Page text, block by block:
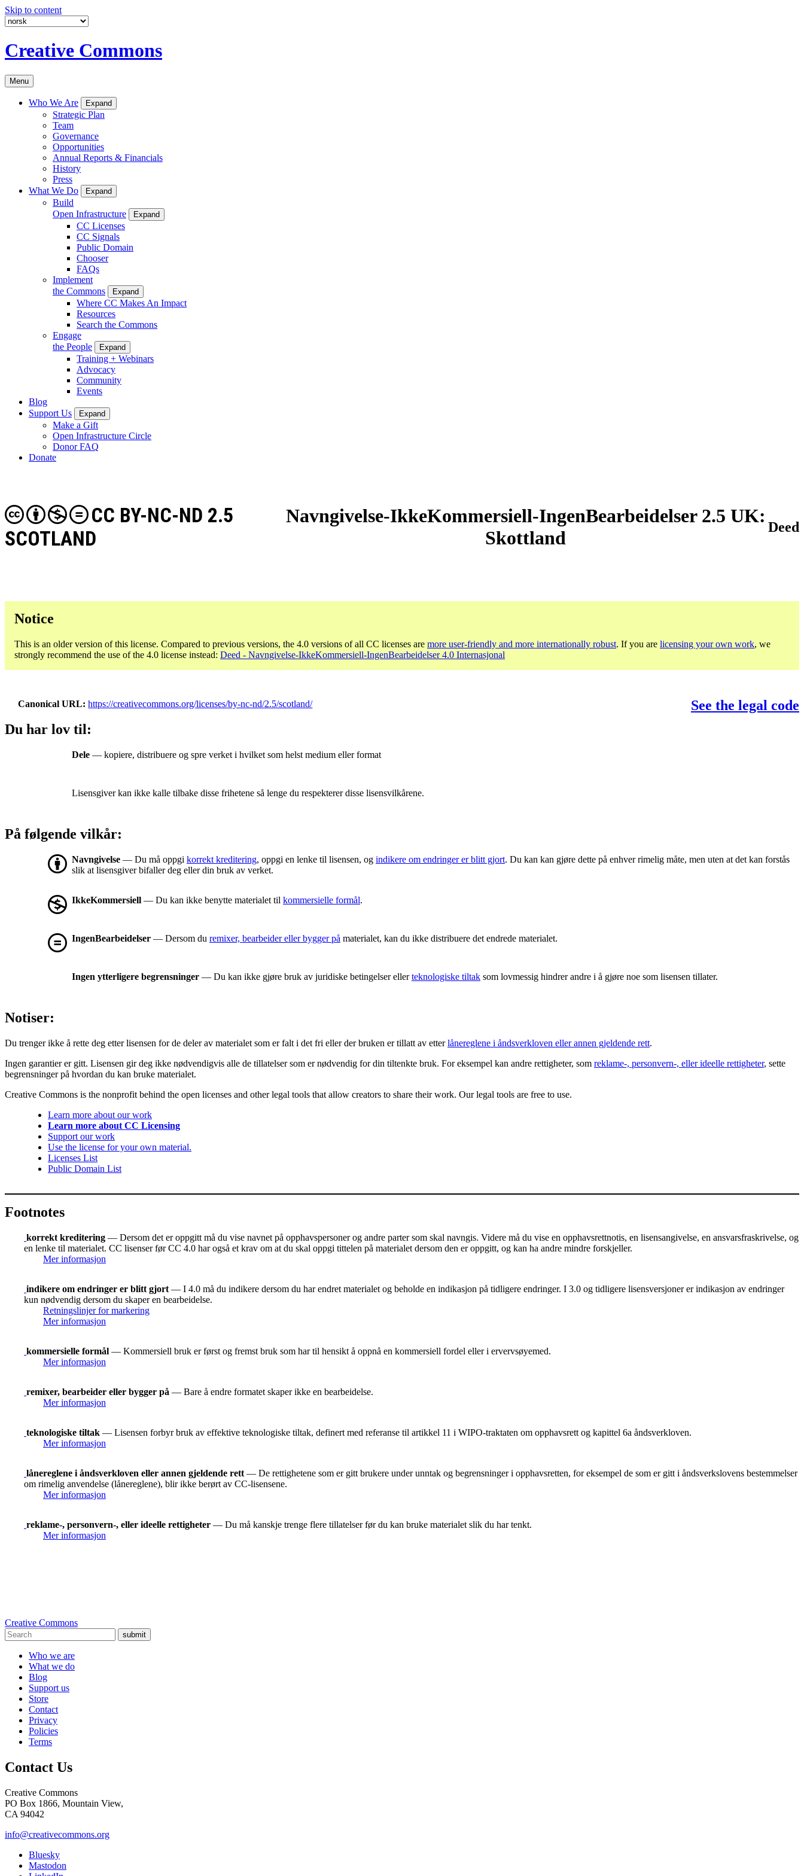
Skip to content
Creative Commons
Menu
Who We Are Expand
Strategic Plan
Team
Governance
Opportunities
Annual Reports & Financials
History
Press
What We Do
Expand
Build
Open Infrastructure
Expand
CC Licenses
CC Signals
Public Domain
Chooser
FAQs
Implement
the Commons
Expand
Where CC Makes An Impact
Resources
Search the Commons
Engage
the People
Expand
Training + Webinars
Advocacy
Community
Events
Blog
Support Us
Expand
Make a Gift
Open Infrastructure Circle
Donor FAQ
Donate
Navngivelse-IkkeKommersiell-IngenBearbeidelser 2.5 UK:
Skottland
CC BY-NC-ND 2.5
SCOTLAND
Deed
Notice
This is an older version of this license. Compared to previous versions, the 4.0 versions of all CC licenses are more user-friendly and more internationally robust. If you are licensing your own work, we
strongly recommend the use of the 4.0 license instead: Deed - Navngivelse-IkkeKommersiell-IngenBearbeidelser 4.0 Internasjonal
Canonical URL https://creativecommons.org/licenses/by-nc-nd/2.5/scotland/
See the legal code
Du har lov til:
Dele — kopiere, distribuere og spre verket i hvilket som helst medium eller format
Lisensgiver kan ikke kalle tilbake disse frihetene så lenge du respekterer disse lisensvilkårene.
På følgende vilkår:
Navngivelse — Du må oppgi korrekt kreditering, oppgi en lenke til lisensen, og indikere om endringer er blitt gjort. Du kan kan gjøre dette på enhver rimelig måte, men uten at det kan forstås
slik at lisensgiver bifaller deg eller din bruk av verket.
IkkeKommersiell — Du kan ikke benytte materialet til kommersielle formål.
IngenBearbeidelser — Dersom du remixer, bearbeider eller bygger på materialet, kan du ikke distribuere det endrede materialet.
Ingen ytterligere begrensninger — Du kan ikke gjøre bruk av juridiske betingelser ellerteknologiske tiltak som lovmessig hindrer andre i å gjøre noe som lisensen tillater.
Notiser:
Du trenger ikke å rette deg etter lisensen for de deler av materialet som er falt i det fri eller der bruken er tillatt av etterlånereglene i åndsverkloven eller annen gjeldende rett.
Ingen garantier er gitt. Lisensen gir deg ikke nødvendigvis alle de tillatelser som er nødvendig for din tiltenkte bruk. For eksempel kan andre rettigheter, som reklame-, personvern-, eller ideelle rettigheter, sette
begrensninger på hvordan du kan bruke materialet.
Creative Commons is the nonprofit behind the open licenses and other legal tools that allow creators to share their work. Our legal tools are free to use.
Learn more about our work
Learn more about CC Licensing
Support our work
Use the license for your own material.
Licenses List
Public Domain List
Footnotes
korrekt kreditering — Dersom det er oppgitt må du vise navnet på opphavspersoner og andre parter som skal navngis. Videre må du vise en opphavsrettnotis, en lisensangivelse, en ansvarsfraskrivelse, og
en lenke til materialet. CC lisenser før CC 4.0 har også et krav om at du skal oppgi tittelen på materialet dersom den er oppgitt, og kan ha andre mindre forskjeller.
Mer informasjon
indikere om endringer er blitt gjort — I 4.0 må du indikere dersom du har endret materialet og beholde en indikasjon på tidligere endringer. I 3.0 og tidligere lisensversjoner er indikasjon av endringer
kun nødvendig dersom du skaper en bearbeidelse.
Retningslinjer for markering
Mer informasjon
kommersielle formål — Kommersiell bruk er først og fremst bruk som har til hensikt å oppnå en kommersiell fordel eller i ervervsøyemed.
Mer informasjon
remixer, bearbeider eller bygger på — Bare å endre formatet skaper ikke en bearbeidelse.
Mer informasjon
teknologiske tiltak — Lisensen forbyr bruk av effektive teknologiske tiltak, definert med referanse til artikkel 11 i WIPO-traktaten om opphavsrett og kapittel 6a åndsverkloven.
Mer informasjon
lånereglene i åndsverkloven eller annen gjeldende rett — De rettighetene som er gitt brukere under unntak og begrensninger i opphavsretten, for eksempel de som er gitt i åndsverkslovens bestemmelser
om rimelig anvendelse (lånereglene), blir ikke berørt av CC-lisensene.
Mer informasjon
reklame-, personvern-, eller ideelle rettigheter — Du må kanskje trenge flere tillatelser før du kan bruke materialet slik du har tenkt.
Mer informasjon
Creative Commons
submit
Who we are
What we do
Blog
Support us
Store
Contact
Privacy
Policies
Terms
Contact Us
Creative Commons
PO Box 1866, Mountain View,
CA 94042
info@creativecommons.org
Bluesky
Mastodon